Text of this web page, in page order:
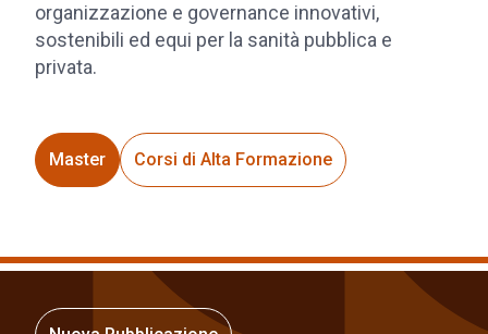
organizzazione e governance innovativi,
sostenibili ed equi per la sanità pubblica e
privata.
Master Corsi di Alta Formazione